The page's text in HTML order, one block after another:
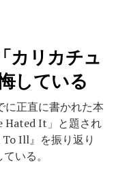
カリカチュ
している
に正直に書かれた本
Hated It」と題され
Ill』を振り返り
いる。